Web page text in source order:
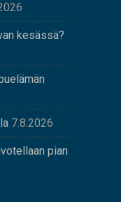
kesässä?
7.8.2026
pian